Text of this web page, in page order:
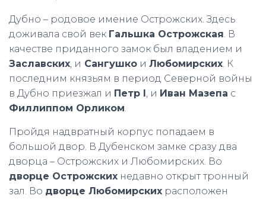
Дубно – родовое имение Острожских. Здесь
доживала свой век Гальшка Острожская . В
качестве приданного замок был владением и
Заславских , и Сангушко и Любомирских . К
последним князьям в период Северной войны
в Дубно приезжал и Петр І , и Иван Мазепа с
Филлиппом Орликом
Пройдя надвратный корпус попадаем в
большой двор. В Дубенском замке сразу два
дворца – Острожских и Любомирских. Во
дворце Острожских недавно открыт тронный
зал. Во дворце Любомирских расположен